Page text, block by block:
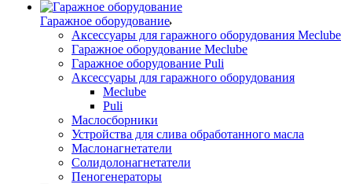
Гаражное оборудование
Аксессуары для гаражного оборудования Meclube
Гаражное оборудование Meclube
Гаражное оборудование Puli
Аксессуары для гаражного оборудования
Meclube
Puli
Маслосборники
Устройства для слива обработанного масла
Маслонагнетатели
Солидолонагнетатели
Пеногенераторы